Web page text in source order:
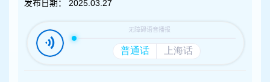
发布日期： 2025.03.27